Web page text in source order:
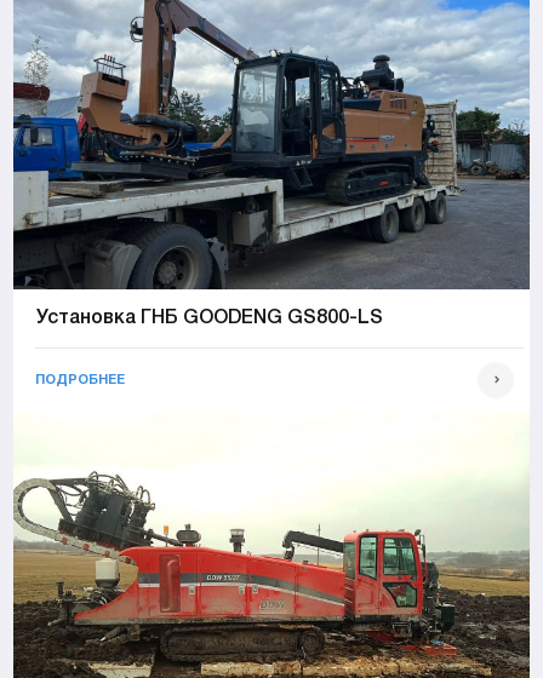
Установка ГНБ GOODENG GS800-LS
ПОДРОБНЕЕ